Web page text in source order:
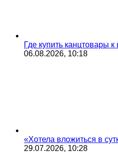
Где купить канцтовары
06.08.2026, 10:18
«Хотела вложиться в
29.07.2026, 10:28